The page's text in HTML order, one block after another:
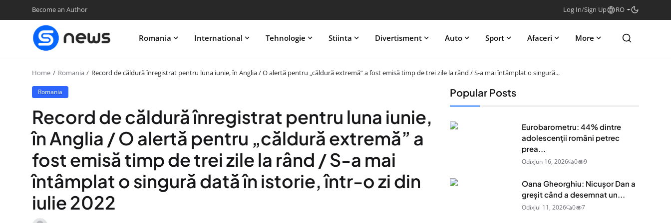
Become an Author Log In/Sign Up RO
Romania International Tehnologie Stiinta Divertisment Auto Sport Afaceri More
Home Romania Record de căldură înregistrat pentru luna iunie, în Anglia / O alertă pentru „căldură extremă” a fost emisă timp de trei zile la rând / S-a mai întâmplat o singură...
Romania
Record de căldură înregistrat pentru luna iunie,
în Anglia / O alertă pentru „căldură extremă” a
fost emisă timp de trei zile la rând / S-a mai
întâmplat o singură dată în istorie, într-o zi din
iulie 2022
Popular Posts
Eurobarometru: 44% dintre
adolescenţii români petrec
prea...
OdixJun 16, 2026 0 9
Oana Gheorghiu: Nicușor Dan a
greșit când a desemnat un...
OdixJul 11, 2026 0 7